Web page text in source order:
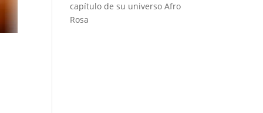
capítulo de su universo Afro
Rosa